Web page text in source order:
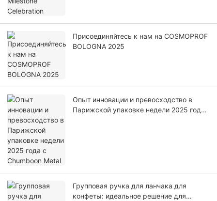
Присоединяйтесь к нам на COSMOPROF
BOLOGNA 2025
Опыт инновации и превосходство в
Парижской упаковке недели 2025 года
Групповая ручка для ланчака для
конфеты: идеальное решение для